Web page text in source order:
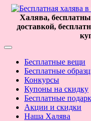
Халява,
доставкой,
Бесплатные вещи
Бесплатные
Конкурсы
Купоны на скидку
Бесплатные
Акции и скидки
Наша Халява